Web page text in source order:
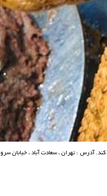
آدرس : تهران ، سعادت آباد ، خیابان سرو